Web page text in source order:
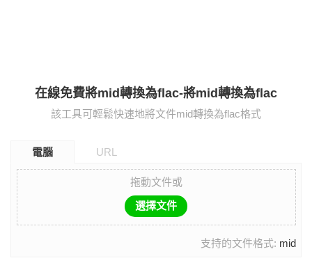
在線免費將mid轉換為flac-將mid轉換為flac
該工具可輕鬆快速地將文件mid轉換為flac格式
電腦 URL
拖動文件或
選擇文件
支持的文件格式: mid